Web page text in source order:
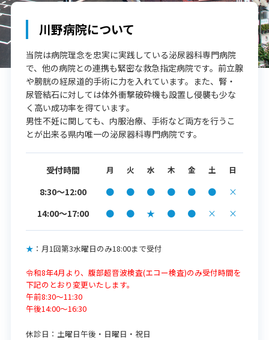
川野病院について
当院は病院理念を忠実に実践している泌尿器科専門病院
で、他の病院との連携も緊密な救急指定病院です。前立腺
や膀胱の経尿道的手術に力を入れています。また、腎・
尿管結石に対しては体外衝撃破砕機も設置し侵襲も少な
く高い成功率を得ています。
男性不妊に関しても、内服治療、手術など両方を行うこ
とが出来る県内唯一の泌尿器科専門病院です。
受付時間 月 火 水 木 金 土 日
8:30～12:00 ● ● ● ● ● ●
×
14:00〜17:00
● ● ★ ● ● × ×
★ ：月1回第3水曜日のみ18:00まで受付
令和8年4月より、腹部超音波検査(エコー検査)のみ受付時間を
下記のとおり変更いたします。
午前8:30～11:30
午後14:00～16:30
休診日： 土曜日午後・日曜日・祝日